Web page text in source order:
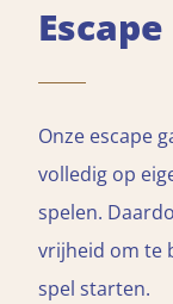
Onze escape
volledig op
spelen.
vrijheid om te
spel starten.